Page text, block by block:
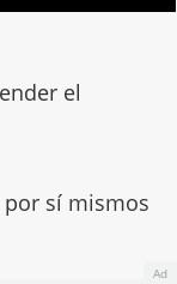
el
sí mismos
Ad